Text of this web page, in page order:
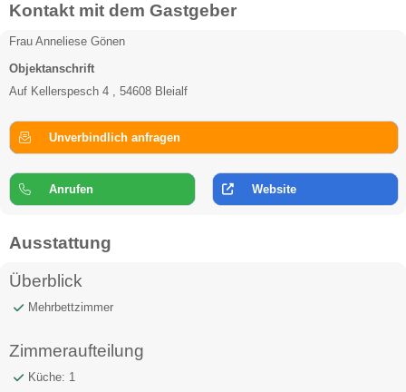
Kontakt mit dem Gastgeber
Frau Anneliese Gönen
Objektanschrift
Auf Kellerspesch 4 , 54608 Bleialf
Unverbindlich anfragen
Anrufen Website
Ausstattung
Überblick
Mehrbettzimmer
Zimmeraufteilung
Küche: 1